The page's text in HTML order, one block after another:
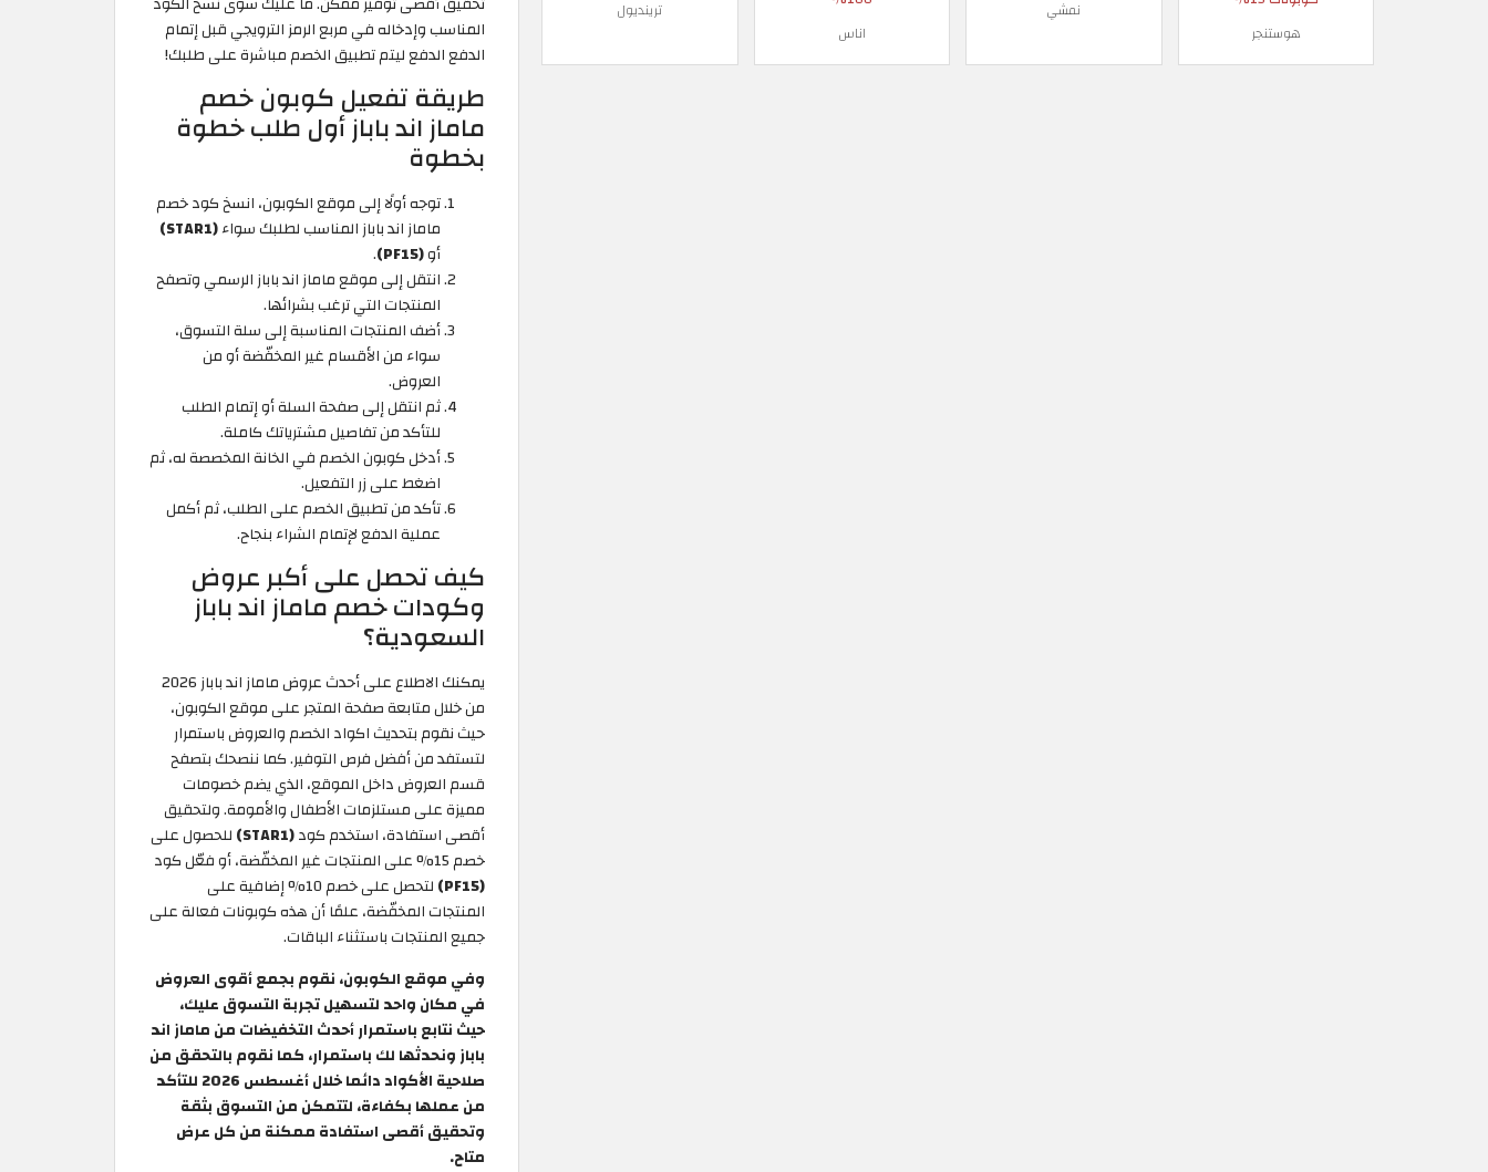
هوستنجر
نمشي
اناس
ترينديول
المناسب وإدخاله في مربع الرمز الترويجي قبل إتمام
الدفع الدفع ليتم تطبيق الخصم مباشرة على طلبك!
طريقة تفعيل كوبون خصم
ماماز اند باباز أول طلب خطوة
بخطوة
توجه أولًا إلى موقع الكوبون، انسخ كود خصم
ماماز اند باباز المناسب لطلبك سواء(STAR1)
أو(PF15)
.
انتقل إلى موقع ماماز اند باباز الرسمي وتصفح
المنتجات التي ترغب بشرائها.
أضف المنتجات المناسبة إلى سلة التسوق،
سواء من الأقسام غير المخفّضة أو من
العروض.
ثم انتقل إلى صفحة السلة أو إتمام الطلب
للتأكد من تفاصيل مشترياتك كاملة.
أدخل كوبون الخصم في الخانة المخصصة له، ثم
اضغط على زر التفعيل.
تأكد من تطبيق الخصم على الطلب، ثم أكمل
عملية الدفع لإتمام الشراء بنجاح.
كيف تحصل على أكبر عروض
وكودات خصم ماماز اند باباز
السعودية؟
يمكنك الاطلاع على أحدث عروض ماماز اند باباز 2026
من خلال متابعة صفحة المتجر على موقع الكوبون،
حيث نقوم بتحديث اكواد الخصم والعروض باستمرار
لتستفد من أفضل فرص التوفير. كما ننصحك بتصفح
قسم العروض داخل الموقع، الذي يضم خصومات
مميزة على مستلزمات الأطفال والأمومة. ولتحقيق
أقصى استفادة، استخدم كود(STAR1)
للحصول على
خصم 15% على المنتجات غير المخفّضة، أو فعّل كود
(PF15)
لتحصل على خصم 10% إضافية على
المنتجات المخفّضة، علمًا أن هذه كوبونات فعالة على
جميع المنتجات باستثناء الباقات.
وفي موقع الكوبون، نقوم بجمع أقوى العروض
في مكان واحد لتسهيل تجربة التسوق عليك،
حيث نتابع باستمرار أحدث التخفيضات من ماماز اند
باباز ونحدثها لك باستمرار، كما نقوم بالتحقق من
صلاحية الأكواد دائما خلال أغسطس 2026 للتأكد
من عملها بكفاءة، لتتمكن من التسوق بثقة
وتحقيق أقصى استفادة ممكنة من كل عرض
متاح.